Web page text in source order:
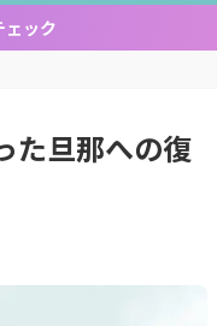
ェック
た旦那への復